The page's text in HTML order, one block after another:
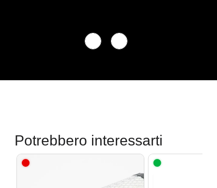
Potrebbero interessarti